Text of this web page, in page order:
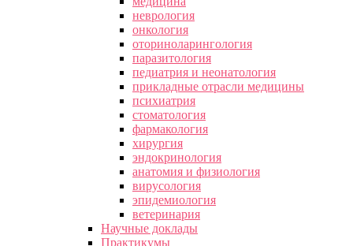
неврология
онкология
оториноларингология
паразитология
педиатрия и неонатология
прикладные отрасли медицины
психиатрия
стоматология
фармакология
хирургия
эндокринология
анатомия и физиология
вирусология
эпидемиология
ветеринария
Научные доклады
Практикумы